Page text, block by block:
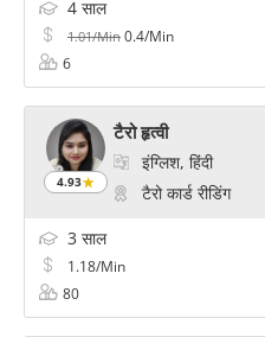
4 साल
1.01/Min 0.4/Min
6
4.93
टैरो हृत्वी
इंग्लिश, हिंदी
टैरो कार्ड रीडिंग
3 साल
1.18/Min
80